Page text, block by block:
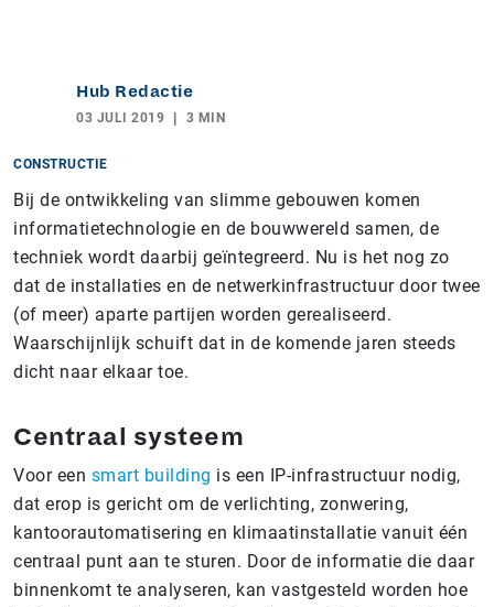
Hub Redactie
03 JULI 2019 3 MIN
CONSTRUCTIE
Bij de ontwikkeling van slimme gebouwen komen
informatietechnologie en de bouwwereld samen, de
techniek wordt daarbij geïntegreerd. Nu is het nog zo
dat de installaties en de netwerkinfrastructuur door twee
(of meer) aparte partijen worden gerealiseerd.
Waarschijnlijk schuift dat in de komende jaren steeds
dicht naar elkaar toe.
Centraal systeem
Voor een smart building is een IP-infrastructuur nodig,
dat erop is gericht om de verlichting, zonwering,
kantoorautomatisering en klimaatinstallatie vanuit één
centraal punt aan te sturen. Door de informatie die daar
binnenkomt te analyseren, kan vastgesteld worden hoe